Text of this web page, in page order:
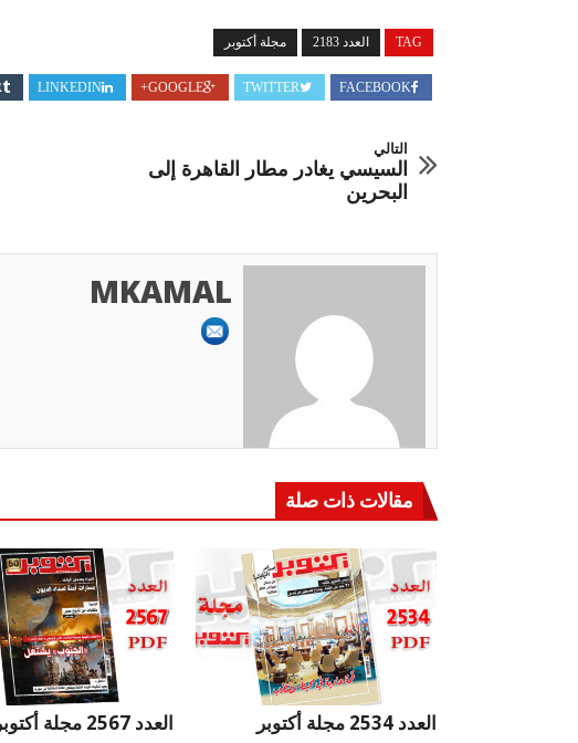
TAG العدد 2183 مجلة أكتوبر
FACEBOOK
TWITTER
GOOGLE+
LINKEDIN
التالي
السيسي يغادر مطار القاهرة إلى
البحرين
MKAMAL
مقالات ذات صلة
العدد 2567 مجلة أكتوبر العدد 2534 مجلة أكتوبر